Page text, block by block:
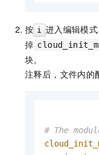
按 i 进入编辑模
掉
块。
注释后，文件内的
# The